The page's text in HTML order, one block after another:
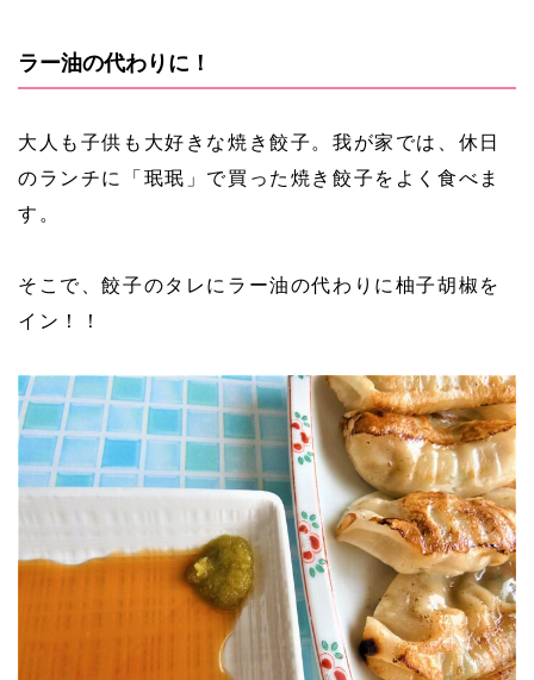
ラー油の代わりに！
大人も子供も大好きな焼き餃子。我が家では、休日
のランチに「珉珉」で買った焼き餃子をよく食べま
す。
そこで、餃子のタレにラー油の代わりに柚子胡椒を
イン！！